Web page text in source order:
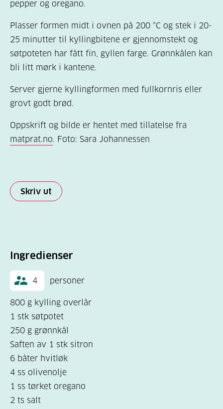
pepper og oregano.
Plasser formen midt i ovnen på 200 °C og stek i 20-
25 minutter til kyllingbitene er gjennomstekt og
søtpoteten har fått fin, gyllen farge. Grønnkålen kan
bli litt mørk i kantene.
Server gjerne kyllingformen med fullkornris eller
grovt godt brød.
Oppskrift og bilde er hentet med tillatelse fra
matprat.no. Foto: Sara Johannessen
Skriv ut
Ingredienser
4 personer
800 g kylling overlår
1 stk søtpotet
250 g grønnkål
Saften av 1 stk sitron
6 båter hvitløk
4 ss olivenolje
1 ss tørket oregano
2 ts salt